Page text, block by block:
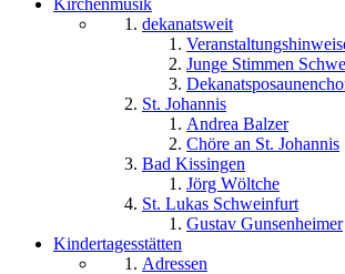
dekanatsweit
Junge Stimmen
St. Johannis
Andrea Balzer
Chöre an St. Johannis
Bad Kissingen
Jörg Wöltche
St. Lukas Schweinfurt
Gustav Gunsenheimer
Kindertagesstätten
Adressen